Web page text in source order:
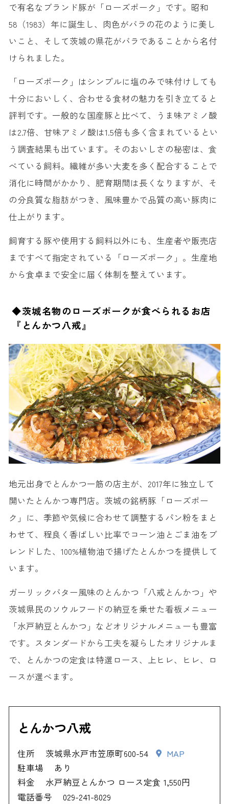
で有名なブランド豚が「ローズポーク」です。昭和
58（1983）年に誕生し、肉色がバラの花のように美し
いこと、そして茨城の県花がバラであることから名付
けられました。
「ローズポーク」はシンプルに塩のみで味付けしても
十分においしく、合わせる食材の魅力を引き立てると
評判です。一般的な国産豚と比べて、うま味アミノ酸
は2.7倍、甘味アミノ酸は1.5倍も多く含まれているとい
う調査結果も出ています。そのおいしさの秘密は、食
べている飼料。繊維が多い大麦を多く配合することで
消化に時間がかかり、肥育期間は長くなりますが、そ
の分良質な脂肪がつき、風味豊かで品質の高い豚肉に
仕上がります。
飼育する豚や使用する飼料以外にも、生産者や販売店
まですべて指定されている「ローズポーク」。生産地
から食卓まで安全に届く体制を整えています。
◆茨城名物のローズポークが食べられるお店
『とんかつ八戒』
地元出身でとんかつ一筋の店主が、2017年に独立して
開いたとんかつ専門店。茨城の銘柄豚「ローズポー
ク」に、季節や気候に合わせて調整するパン粉をまと
わせて、程良く香ばしい比率でコーン油とごま油をブ
レンドした、100%植物油で揚げたとんかつを提供して
います。
ガーリックバター風味のとんかつ「八戒とんかつ」や
茨城県民のソウルフードの納豆を乗せた看板メニュー
「水戸納豆とんかつ」などオリジナルメニューも豊富
です。スタンダードから工夫を凝らしたオリジナルま
で、とんかつの定食は特選ロース、上ヒレ、ヒレ、ロ
ースが選べます。
とんかつ八戒
住所 茨城県水戸市笠原町600-54
MAP
駐車場
あり
料金
水戸納豆とんかつ ロース定食 1,550円
電話番号
029-241-8029